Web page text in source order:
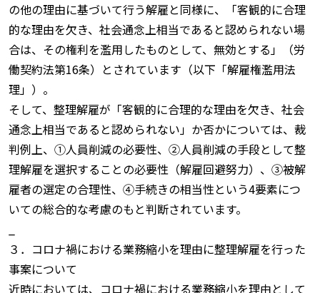
の他の理由に基づいて行う解雇と同様に、「客観的に合理
的な理由を欠き、社会通念上相当であると認められない場
合は、その権利を濫用したものとして、無効とする」（労
働契約法第16条）とされています（以下「解雇権濫用法
理」）。
そして、整理解雇が「客観的に合理的な理由を欠き、社会
通念上相当であると認められない」か否かについては、裁
判例上、①人員削減の必要性、②人員削減の手段として整
理解雇を選択することの必要性（解雇回避努力）、③被解
雇者の選定の合理性、④手続きの相当性という4要素につ
いての総合的な考慮のもと判断されています。
３．コロナ禍における業務縮小を理由に整理解雇を行った
事案について
近時においては、コロナ禍における業務縮小を理由として